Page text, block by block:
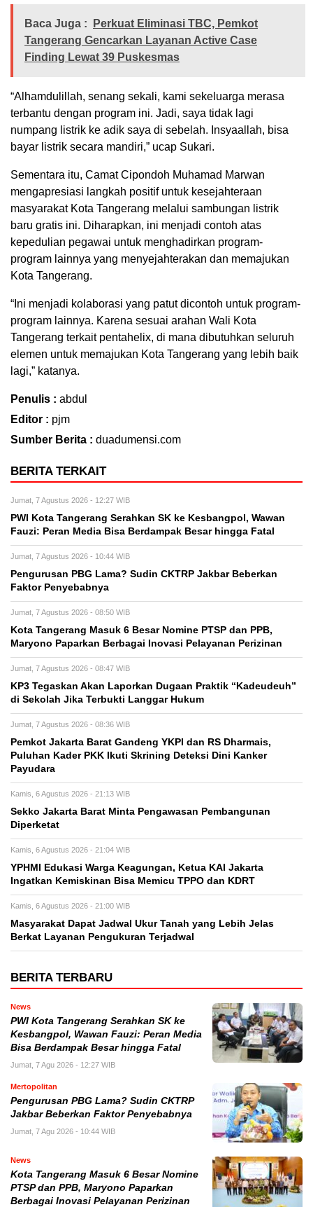
Baca Juga :
Perkuat Eliminasi TBC, Pemkot
Tangerang Gencarkan Layanan Active Case
Finding Lewat 39 Puskesmas
“Alhamdulillah, senang sekali, kami sekeluarga merasa
terbantu dengan program ini. Jadi, saya tidak lagi
numpang listrik ke adik saya di sebelah. Insyaallah, bisa
bayar listrik secara mandiri,” ucap Sukari.
Sementara itu, Camat Cipondoh Muhamad Marwan
mengapresiasi langkah positif untuk kesejahteraan
masyarakat Kota Tangerang melalui sambungan listrik
baru gratis ini. Diharapkan, ini menjadi contoh atas
kepedulian pegawai untuk menghadirkan program-
program lainnya yang menyejahterakan dan memajukan
Kota Tangerang.
“Ini menjadi kolaborasi yang patut dicontoh untuk program-
program lainnya. Karena sesuai arahan Wali Kota
Tangerang terkait pentahelix, di mana dibutuhkan seluruh
elemen untuk memajukan Kota Tangerang yang lebih baik
lagi,” katanya.
Penulis : abdul
Editor : pjm
Sumber Berita : duadumensi.com
BERITA TERKAIT
Jumat, 7 Agustus 2026 - 12:27 WIB
PWI Kota Tangerang Serahkan SK ke Kesbangpol, Wawan
Fauzi: Peran Media Bisa Berdampak Besar hingga Fatal
Jumat, 7 Agustus 2026 - 10:44 WIB
Pengurusan PBG Lama? Sudin CKTRP Jakbar Beberkan
Faktor Penyebabnya
Jumat, 7 Agustus 2026 - 08:50 WIB
Kota Tangerang Masuk 6 Besar Nomine PTSP dan PPB,
Maryono Paparkan Berbagai Inovasi Pelayanan Perizinan
Jumat, 7 Agustus 2026 - 08:47 WIB
KP3 Tegaskan Akan Laporkan Dugaan Praktik “Kadeudeuh”
di Sekolah Jika Terbukti Langgar Hukum
Jumat, 7 Agustus 2026 - 08:36 WIB
Pemkot Jakarta Barat Gandeng YKPI dan RS Dharmais,
Puluhan Kader PKK Ikuti Skrining Deteksi Dini Kanker
Payudara
Kamis, 6 Agustus 2026 - 21:13 WIB
Sekko Jakarta Barat Minta Pengawasan Pembangunan
Diperketat
Kamis, 6 Agustus 2026 - 21:04 WIB
YPHMI Edukasi Warga Keagungan, Ketua KAI Jakarta
Ingatkan Kemiskinan Bisa Memicu TPPO dan KDRT
Kamis, 6 Agustus 2026 - 21:00 WIB
Masyarakat Dapat Jadwal Ukur Tanah yang Lebih Jelas
Berkat Layanan Pengukuran Terjadwal
BERITA TERBARU
News
PWI Kota Tangerang Serahkan SK ke
Kesbangpol, Wawan Fauzi: Peran Media
Bisa Berdampak Besar hingga Fatal
Jumat, 7 Agu 2026 - 12:27 WIB
Mertopolitan
Pengurusan PBG Lama? Sudin CKTRP
Jakbar Beberkan Faktor Penyebabnya
Jumat, 7 Agu 2026 - 10:44 WIB
News
Kota Tangerang Masuk 6 Besar Nomine
PTSP dan PPB, Maryono Paparkan
Berbagai Inovasi Pelayanan Perizinan